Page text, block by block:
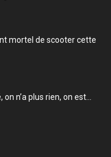
mortel de scooter cette
n’a plus rien, on est...